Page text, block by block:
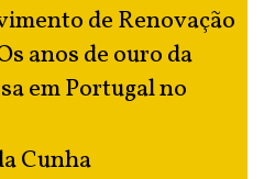
de Renovação
anos de ouro da
em Portugal no
Cunha